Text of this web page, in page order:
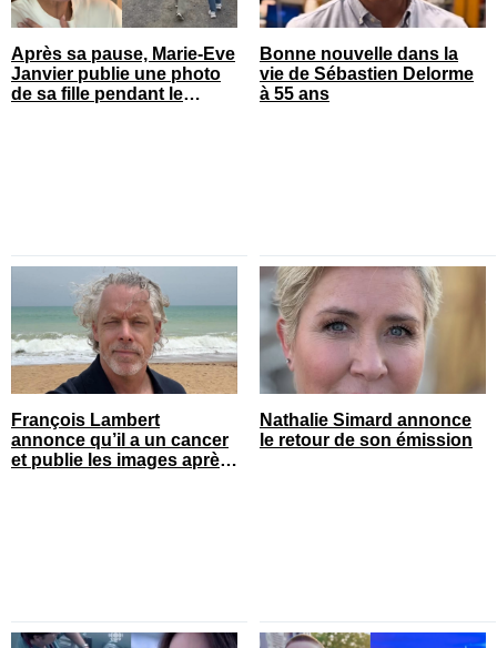
Après sa pause, Marie-Eve
Janvier publie une photo
de sa fille pendant le
Bonne nouvelle dans la
vie de Sébastien Delorme
à 55 ans
François Lambert
annonce qu’il a un cancer
et publie les images après
Nathalie Simard annonce
le retour de son émission